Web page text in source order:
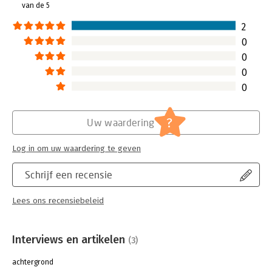
van de 5
2
0
0
0
0
Schrijf een recensie
Lees ons recensiebeleid
Uw waardering ?
Log in om uw waardering te geven
Interviews en artikelen (3)
achtergrond